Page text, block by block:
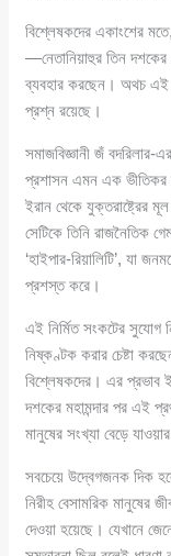
বিশ্লেষকদের একাংশের
—নেতানিয়াহুর তিন দশকের
ব্যবহার করছেন। অথচ এই
প্রশ্ন রয়েছে।
সমাজবিজ্ঞানী জঁ বদরিলার-
প্রশাসন এমন এক ভীতিকর
ইরান থেকে যুক্তরাষ্ট্রের
সেটিকে তিনি রাজনৈতিক
‘হাইপার-রিয়ালিটি’, যা
প্রশস্ত করে।
এই নির্মিত সংকটের সুযোগ
নিষ্কণ্টক করার চেষ্টা
বিশ্লেষকদের। এর প্রভাব
দশকের মহামন্দার পর এই
মানুষের সংখ্যা বেড়ে
সবচেয়ে উদ্বেগজনক দিক
নিরীহ বেসামরিক মানুষের
দেওয়া হয়েছে। যেখানে